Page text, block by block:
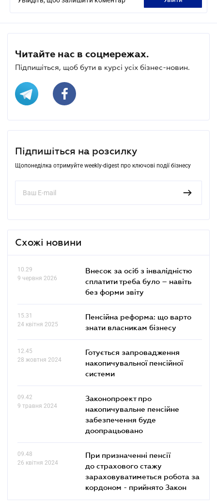
Читайте нас в соцмережах.
Підпишіться, щоб бути в курсі усіх бізнес-новин.
Підпишіться на розсилку
Щопонеділка отримуйте weekly-digest про ключові події бізнесу
Схожі новини
10.29
9 червня 2026
Внесок за осіб з інвалідністю
сплатити треба було – навіть
без форми звіту
15.31
24 квітня 2025
Пенсійна реформа: що варто
знати власникам бізнесу
12.45
28 жовтня 2024
Готується запровадження
накопичувальної пенсійної
системи
09.42
9 травня 2024
Законопроект про
накопичувальне пенсійне
забезпечення буде
доопрацьовано
09.48
26 квітня 2024
При призначенні пенсії
до страхового стажу
зараховуватиметься робота за
кордоном - прийнято Закон